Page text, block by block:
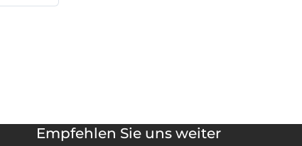
Empfehlen Sie uns weiter